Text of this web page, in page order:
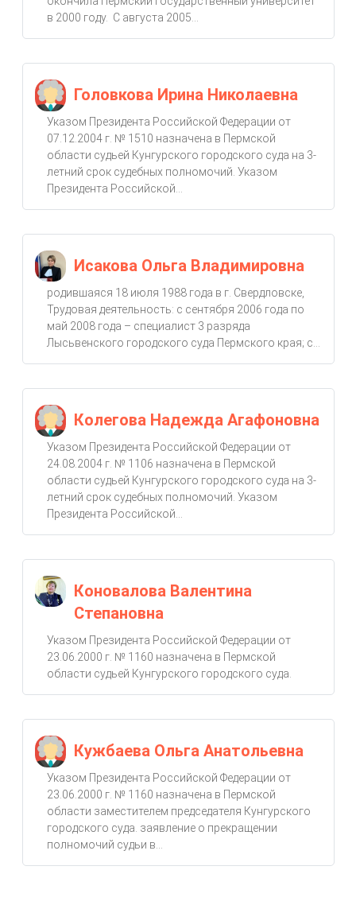
в 2000 году. С августа 2005...
Головкова Ирина Николаевна
Указом Президента Российской Федерации от
07.12.2004 г. № 1510 назначена в Пермской
области судьей Кунгурского городского суда на 3-
летний срок судебных полномочий. Указом
Президента Российской...
Исакова Ольга Владимировна
родившаяся 18 июля 1988 года в г. Свердловске,
Трудовая деятельность: с сентября 2006 года по
май 2008 года – специалист 3 разряда
Лысьвенского городского суда Пермского края; с...
Колегова Надежда Агафоновна
Указом Президента Российской Федерации от
24.08.2004 г. № 1106 назначена в Пермской
области судьей Кунгурского городского суда на 3-
летний срок судебных полномочий. Указом
Президента Российской...
Коновалова Валентина
Степановна
Указом Президента Российской Федерации от
23.06.2000 г. № 1160 назначена в Пермской
области судьей Кунгурского городского суда.
Кужбаева Ольга Анатольевна
Указом Президента Российской Федерации от
23.06.2000 г. № 1160 назначена в Пермской
области заместителем председателя Кунгурского
городского суда. заявление о прекращении
полномочий судьи в...